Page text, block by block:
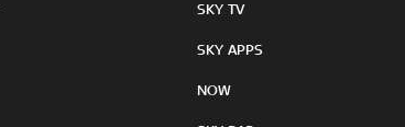
SKY TV
SKY APPS
NOW